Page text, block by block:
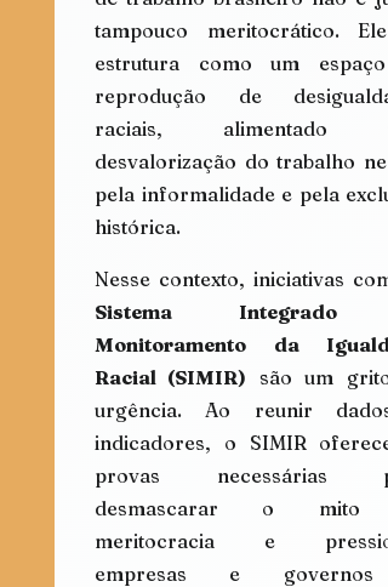
tampouco meritocrático. Ele
estrutura como um espaço
reprodução de
raciais, alimentado
desvalorização do trabalho
pela informalidade e pela
histórica.
Sistema Integrado
Monitoramento da
Racial (SIMIR) são um grito
urgência. Ao reunir
indicadores, o SIMIR
provas necessárias
desmascarar o mito
meritocracia e
empresas e